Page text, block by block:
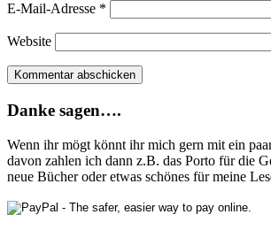
E-Mail-Adresse *
Website
Danke sagen….
Wenn ihr mögt könnt ihr mich gern mit ein
davon zahlen ich dann z.B. das Porto für die
neue Bücher oder etwas schönes für meine